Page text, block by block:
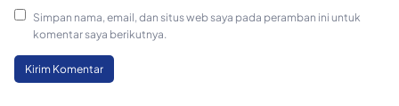
Simpan nama, email, dan situs web saya pada peramban ini untuk
komentar saya berikutnya.